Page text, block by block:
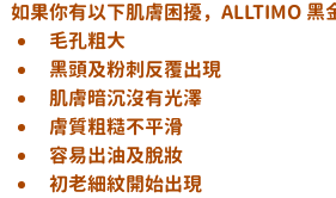
如果你有以下肌膚困擾，ALLTIMO 黑
毛孔粗大
黑頭及粉刺反覆出現
肌膚暗沉沒有光澤
膚質粗糙不平滑
容易出油及脫妝
初老細紋開始出現